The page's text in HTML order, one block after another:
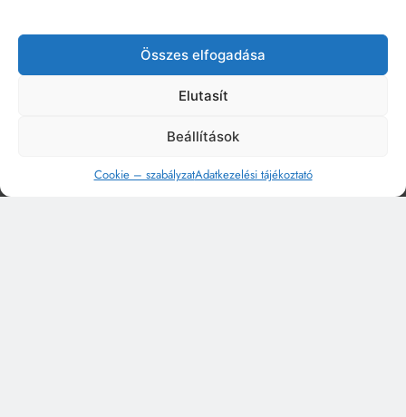
Összes elfogadása
Elutasít
Beállítások
Cookie – szabályzatAdatkezelési tájékoztató